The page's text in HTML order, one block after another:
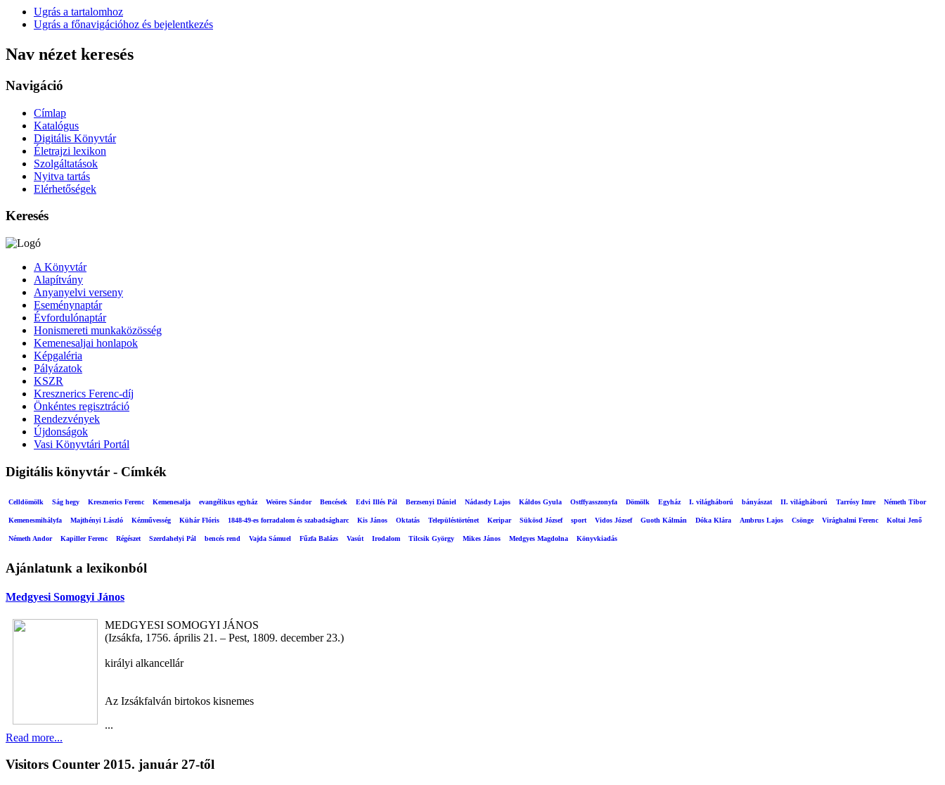
Ugrás a tartalomhoz
Ugrás a főnavigációhoz és bejelentkezés
Nav nézet keresés
Navigáció
Címlap
Katalógus
Digitális Könyvtár
Életrajzi lexikon
Szolgáltatások
Nyitva tartás
Elérhetőségek
Keresés
A Könyvtár
Alapítvány
Anyanyelvi verseny
Eseménynaptár
Évfordulónaptár
Honismereti munkaközösség
Kemenesaljai honlapok
Képgaléria
Pályázatok
KSZR
Kresznerics Ferenc-díj
Önkéntes regisztráció
Rendezvények
Újdonságok
Vasi Könyvtári Portál
Digitális könyvtár - Címkék
Celldömölk Ság hegy Kresznerics Ferenc Kemenesalja evangélikus egyház Weöres Sándor Bencések Edvi Illés Pál Berzsenyi Dániel Nádasdy Lajos Káldos Gyula Ostffyasszonyfa Dömölk Egyház I. világháború bányászat II. világháború Tarrósy Imre Németh Tibor
Kemenesmihályfa Majthényi László Kézművesség Kühár Flóris 1848-49-es forradalom és szabadságharc Kis János Oktatás Településtörténet Keripar Sükösd József sport Vidos József Guoth Kálmán Dóka Klára Ambrus Lajos Csönge Virághalmi Ferenc Koltai Jenő
Németh Andor Kapiller Ferenc Régészet Szerdahelyi Pál bencés rend Vajda Sámuel Fűzfa Balázs Vasút Irodalom Tilcsik György Mikes János Medgyes Magdolna Könyvkiadás
Ajánlatunk a lexikonból
Medgyesi Somogyi János
MEDGYESI SOMOGYI JÁNOS
(Izsákfa, 1756. április 21. – Pest, 1809. december 23.)
királyi alkancellár
Az Izsákfalván birtokos kisnemes
...
Read more...
Visitors Counter 2015. január 27-től